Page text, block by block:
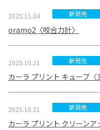
2025.11.04 新発売
oramo2〈咬合力計〉
2025.10.21 新発売
カーラ プリント キューブ〈
2025.10.21 新発売
カーラ プリント クリーンア